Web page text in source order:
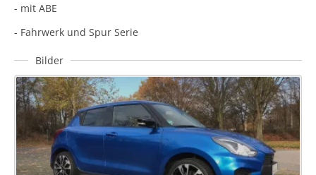
- mit ABE
- Fahrwerk und Spur Serie
Bilder